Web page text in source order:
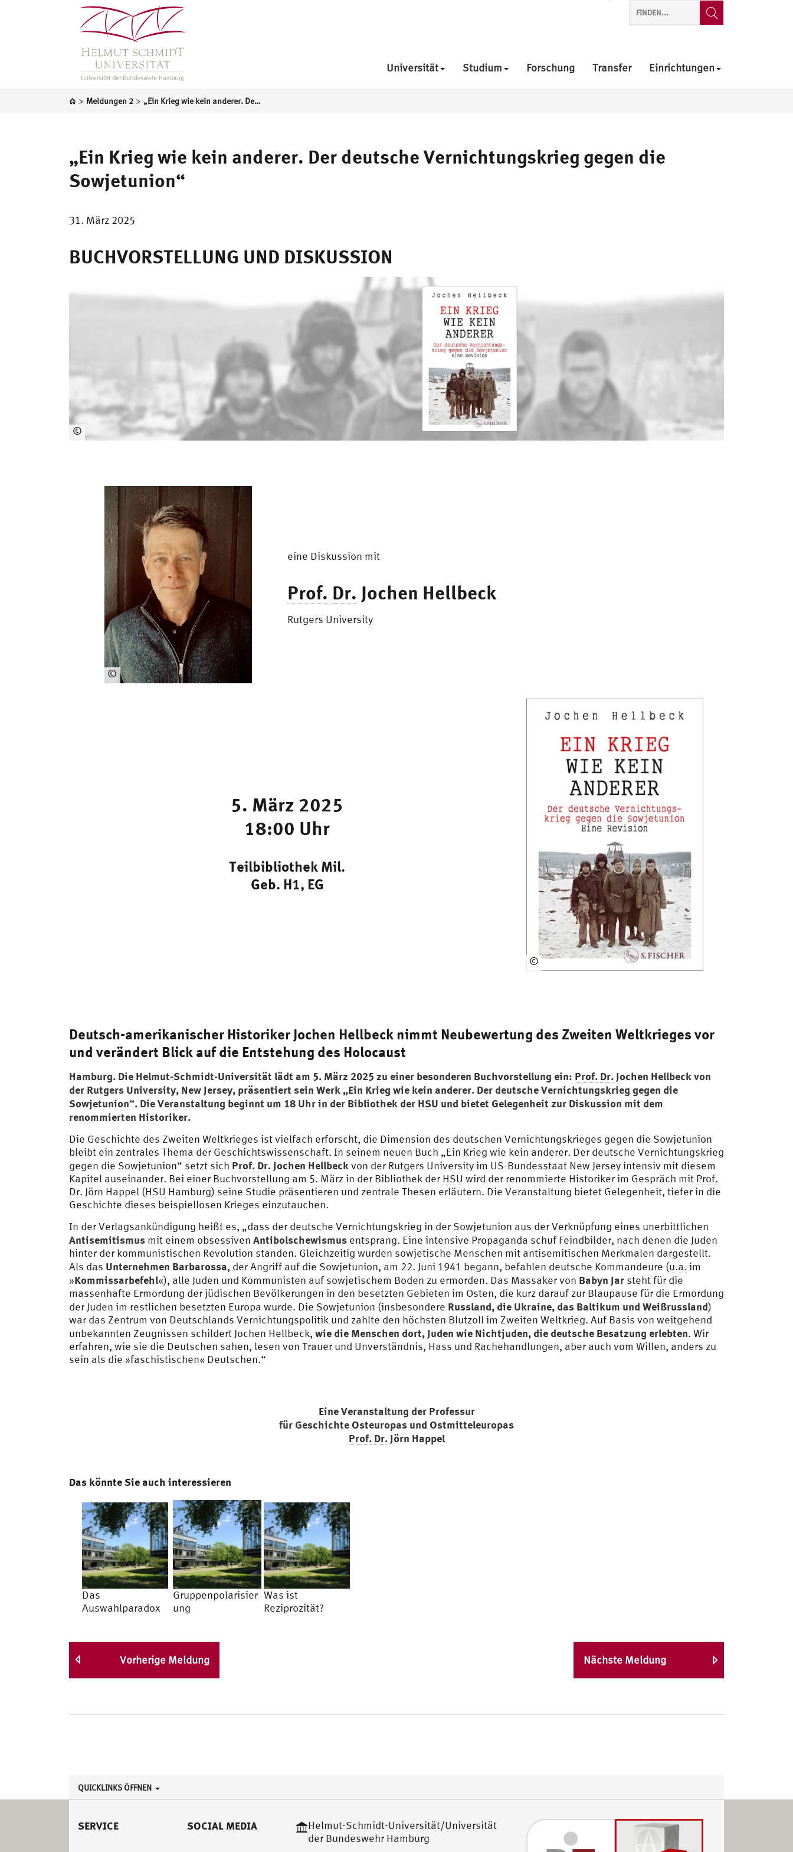
Universität Studium Forschung Transfer Einrichtungen
> Meldungen 2 > „Ein Krieg wie kein anderer. Der deutsche Vernichtungskrieg gegen die Sowjetunion“
„Ein Krieg wie kein anderer. Der deutsche Vernichtungskrieg gegen die
Sowjetunion“
31. März 2025
BUCHVORSTELLUNG UND DISKUSSION
©
©
Jen
eine Diskussion mit
Prof. Dr. Jochen Hellbeck
Rutgers University
5. März 2025
18:00 Uhr
Teilbibliothek Mil.
Geb. H1, EG
©
Ver
lag
Deutsch-amerikanischer Historiker Jochen Hellbeck nimmt Neubewertung des Zweiten Weltkrieges vor
und verändert Blick auf die Entstehung des Holocaust
Hamburg. Die Helmut-Schmidt-Universität lädt am 5. März 2025 zu einer besonderen Buchvorstellung ein: Prof. Dr. Jochen Hellbeck von
der Rutgers University, New Jersey, präsentiert sein Werk „Ein Krieg wie kein anderer. Der deutsche Vernichtungskrieg gegen die
Sowjetunion“. Die Veranstaltung beginnt um 18 Uhr in der Bibliothek der HSU und bietet Gelegenheit zur Diskussion mit dem
renommierten Historiker.
Die Geschichte des Zweiten Weltkrieges ist vielfach erforscht, die Dimension des deutschen Vernichtungskrieges gegen die Sowjetunion
bleibt ein zentrales Thema der Geschichtswissenschaft. In seinem neuen Buch „Ein Krieg wie kein anderer. Der deutsche Vernichtungskrieg
gegen die Sowjetunion“ setzt sich Prof. Dr. Jochen Hellbeckvon der Rutgers University im US-Bundesstaat New Jersey intensiv mit diesem
Kapitel auseinander. Bei einer Buchvorstellung am 5. März in der Bibliothek der HSU wird der renommierte Historiker im Gespräch mit Prof.
Dr. Jörn Happel (HSU Hamburg) seine Studie präsentieren und zentrale Thesen erläutern. Die Veranstaltung bietet Gelegenheit, tiefer in die
Geschichte dieses beispiellosen Krieges einzutauchen.
In der Verlagsankündigung heißt es, „dass der deutsche Vernichtungskrieg in der Sowjetunion aus der Verknüpfung eines unerbittlichen
Antisemitismus mit einem obsessiven Antibolschewismus entsprang. Eine intensive Propaganda schuf Feindbilder, nach denen die Juden
hinter der kommunistischen Revolution standen. Gleichzeitig wurden sowjetische Menschen mit antisemitischen Merkmalen dargestellt.
Als das Unternehmen Barbarossa, der Angriff auf die Sowjetunion, am 22. Juni 1941 begann, befahlen deutsche Kommandeure (u.a. im
»Kommissarbefehl«), alle Juden und Kommunisten auf sowjetischem Boden zu ermorden. Das Massaker von Babyn Jar steht für die
massenhafte Ermordung der jüdischen Bevölkerungen in den besetzten Gebieten im Osten, die kurz darauf zur Blaupause für die Ermordung
der Juden im restlichen besetzten Europa wurde. Die Sowjetunion (insbesondere Russland, die Ukraine, das Baltikum und Weißrussland)
war das Zentrum von Deutschlands Vernichtungspolitik und zahlte den höchsten Blutzoll im Zweiten Weltkrieg. Auf Basis von weitgehend
unbekannten Zeugnissen schildert Jochen Hellbeck, wie die Menschen dort, Juden wie Nichtjuden, die deutsche Besatzung erlebten. Wir
erfahren, wie sie die Deutschen sahen, lesen von Trauer und Unverständnis, Hass und Rachehandlungen, aber auch vom Willen, anders zu
sein als die »faschistischen« Deutschen.“
Eine Veranstaltung der Professur
für Geschichte Osteuropas und Ostmitteleuropas
Prof. Dr.Jörn Happel
Das könnte Sie auch interessieren
Das
Auswahlparadox
Gruppenpolarisier
ung
Was ist
Reziprozität?
Vorherige Meldung Nächste Meldung
QUICKLINKS ÖFFNEN
SERVICE SOCIAL MEDIA
Helmut-Schmidt-Universität/Universität
der Bundeswehr Hamburg